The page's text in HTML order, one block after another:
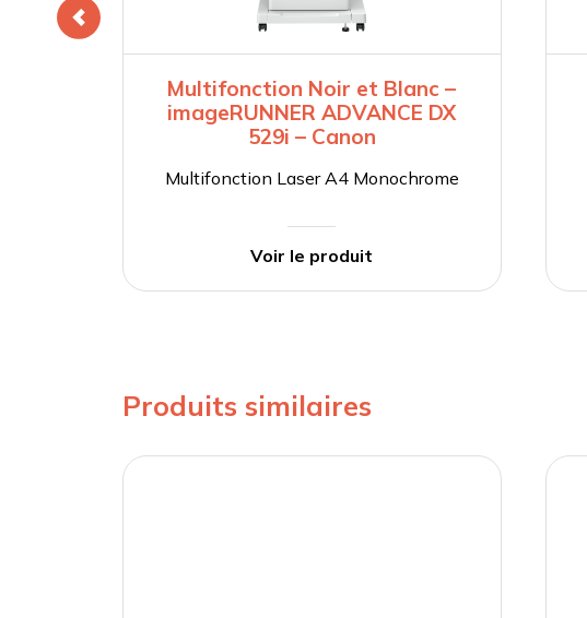
Multifonction Noir et Blanc –
imageRUNNER ADVANCE DX
529i – Canon
Multifonction Laser A4 Monochrome
Voir le produit
Produits similaires